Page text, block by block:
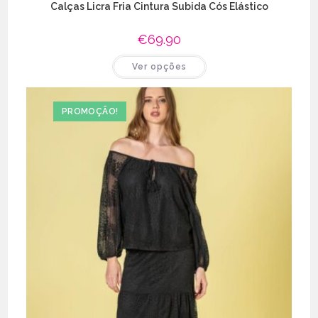
Calças Licra Fria Cintura Subida Cós Elástico
€69.90
Ver opções
product
multiple
PROMOÇÃO!